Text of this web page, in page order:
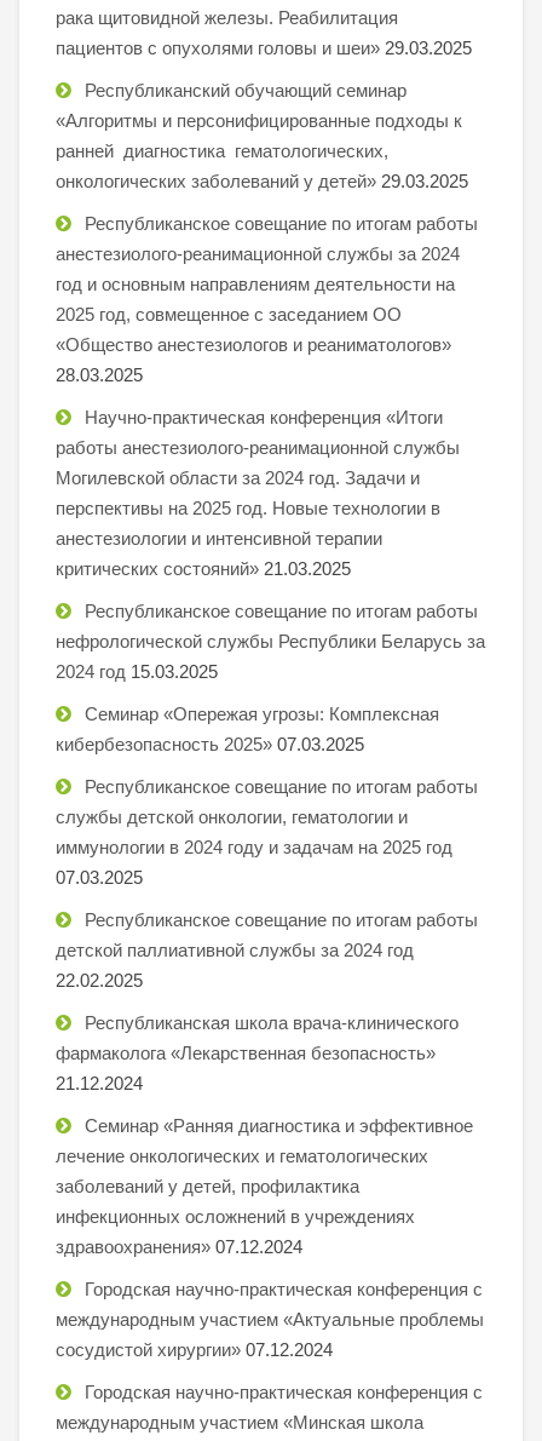
рака щитовидной железы. Реабилитация
пациентов с опухолями головы и шеи» 29.03.2025
Республиканский обучающий семинар
«Алгоритмы и персонифицированные подходы к
ранней диагностика гематологических,
онкологических заболеваний у детей» 29.03.2025
Республиканское совещание по итогам работы
анестезиолого-реанимационной службы за 2024
год и основным направлениям деятельности на
2025 год, совмещенное с заседанием ОО
«Общество анестезиологов и реаниматологов»
28.03.2025
Научно-практическая конференция «Итоги
работы анестезиолого-реанимационной службы
Могилевской области за 2024 год. Задачи и
перспективы на 2025 год. Новые технологии в
анестезиологии и интенсивной терапии
критических состояний» 21.03.2025
Республиканское совещание по итогам работы
нефрологической службы Республики Беларусь за
2024 год 15.03.2025
Семинар «Опережая угрозы: Комплексная
кибербезопасность 2025» 07.03.2025
Республиканское совещание по итогам работы
службы детской онкологии, гематологии и
иммунологии в 2024 году и задачам на 2025 год
07.03.2025
Республиканское совещание по итогам работы
детской паллиативной службы за 2024 год
22.02.2025
Республиканская школа врача-клинического
фармаколога «Лекарственная безопасность»
21.12.2024
Семинар «Ранняя диагностика и эффективное
лечение онкологических и гематологических
заболеваний у детей, профилактика
инфекционных осложнений в учреждениях
здравоохранения» 07.12.2024
Городская научно-практическая конференция с
международным участием «Актуальные проблемы
сосудистой хирургии» 07.12.2024
Городская научно-практическая конференция с
международным участием «Минская школа